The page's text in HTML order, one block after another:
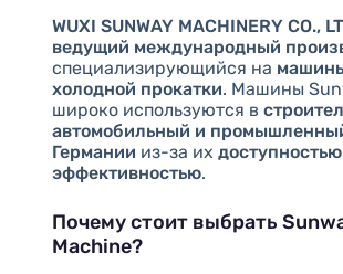
WUXI SUNWAY MACHINERY CO.,
ведущий международный
специализирующийся на
холодной прокатки. Машины
широко используются в
автомобильный и
Германии из-за их
эффективностью.
Почему стоит выбрать
Machine?